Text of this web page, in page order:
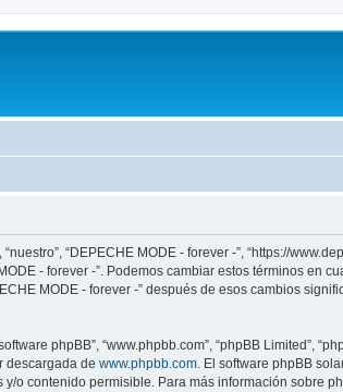
“DEPECHE MODE - forever -”, “https://
- forever -”. Podemos cambiar estos términos en
MODE - forever -” después de esos cambios
phpBB”, “www.phpbb.com”, “phpBB Limited”,
descargada de www.phpbb.com . El software phpBB
o contenido permisible. Para más información sobre